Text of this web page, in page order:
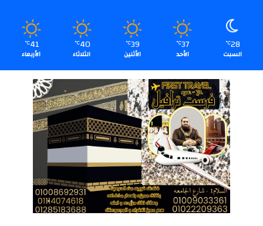
28
℃
السبت
37
℃
الأحد
39
℃
الأثنين
40
℃
الثلاثاء
41
℃
الأربعاء